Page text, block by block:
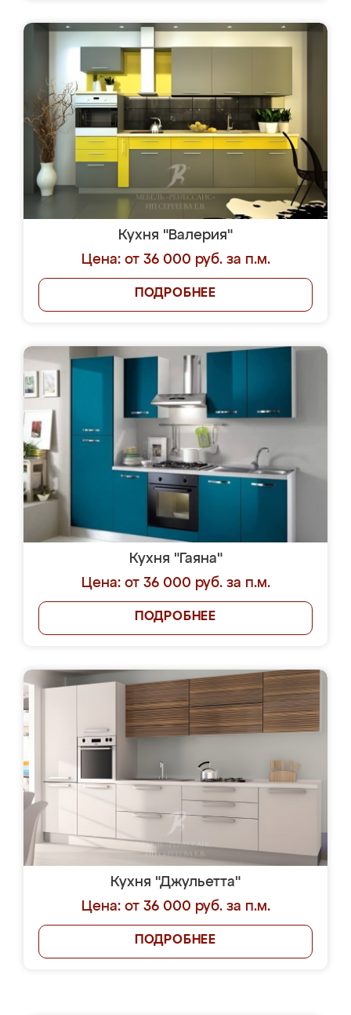
Кухня "Валерия"
Цена: от 36 000 руб. за п.м.
ПОДРОБНЕЕ
Кухня "Гаяна"
Цена: от 36 000 руб. за п.м.
ПОДРОБНЕЕ
Кухня "Джульетта"
Цена: от 36 000 руб. за п.м.
ПОДРОБНЕЕ